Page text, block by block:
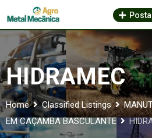
to
content
HIDRAMEC
Home Classified Listings
EM CAÇAMBA BASCULANTE